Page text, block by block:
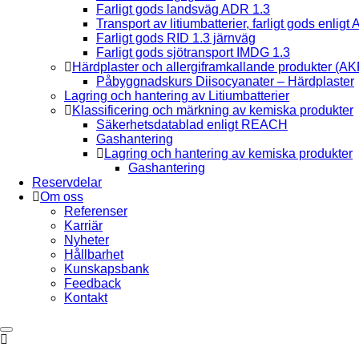
Farligt gods landsväg ADR 1.3
Transport av litiumbatterier, farligt gods enligt
Farligt gods RID 1.3 järnväg
Farligt gods sjötransport IMDG 1.3
Härdplaster och allergiframkallande produkter
Påbyggnadskurs Diisocyanater – Härdplaster
Lagring och hantering av Litiumbatterier
Klassificering och märkning av kemiska produkter
Säkerhetsdatablad enligt REACH
Gashantering
Lagring och hantering av kemiska produkter
Gashantering
Reservdelar
Om oss
Referenser
Karriär
Nyheter
Hållbarhet
Kunskapsbank
Feedback
Kontakt